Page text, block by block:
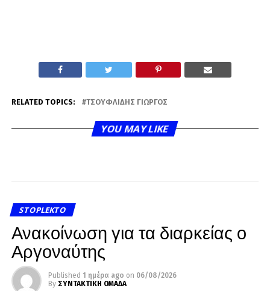
RELATED TOPICS: ΤΣΟΥΦΛΊΔΗΣ ΓΙΏΡΓΟΣ
YOU MAY LIKE
STOPLEKTO
Ανακοίνωση για τα διαρκείας ο
Αργοναύτης
Published 1 ημέρα ago on 06/08/2026
By ΣΥΝΤΑΚΤΙΚΗ ΟΜΑΔΑ